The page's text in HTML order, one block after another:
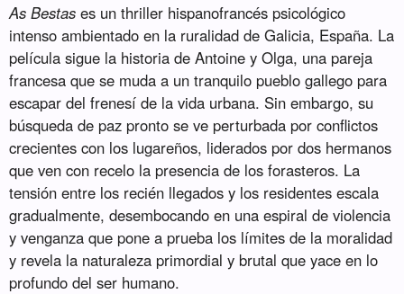
As Bestas es un thriller hispanofrancés psicológico
intenso ambientado en la ruralidad de Galicia, España. La
película sigue la historia de Antoine y Olga, una pareja
francesa que se muda a un tranquilo pueblo gallego para
escapar del frenesí de la vida urbana. Sin embargo, su
búsqueda de paz pronto se ve perturbada por conflictos
crecientes con los lugareños, liderados por dos hermanos
que ven con recelo la presencia de los forasteros. La
tensión entre los recién llegados y los residentes escala
gradualmente, desembocando en una espiral de violencia
y venganza que pone a prueba los límites de la moralidad
y revela la naturaleza primordial y brutal que yace en lo
profundo del ser humano.